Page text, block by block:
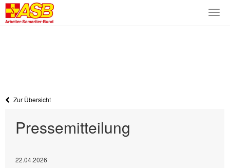
Zur Übersicht
Pressemitteilung
22.04.2026